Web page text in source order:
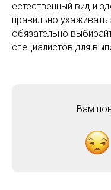
естественный вид и
правильно
обязательно
специалистов для
Вам